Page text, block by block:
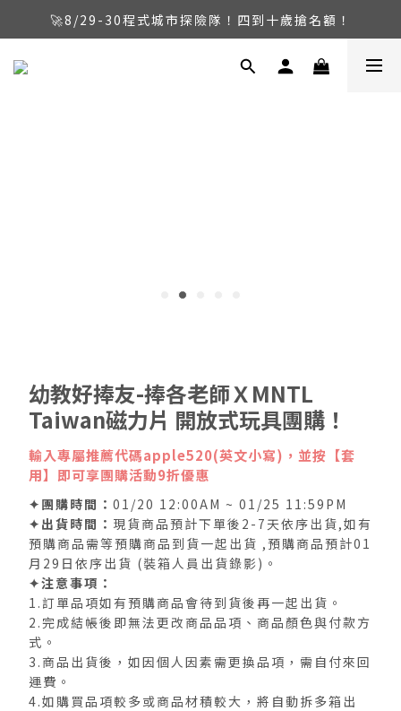
🔥暑假限定！磁力片玩起來，兩檔活動同步開跑！
🔥暑假限定！磁力片玩起來，兩檔活動同步開跑！
幼教好捧友-捧各老師ＸMNTL
Taiwan磁力片 開放式玩具團購！
輸入專屬推薦代碼apple520(英文小寫)，並按【套
用】即可享團購活動9折優惠
✦團購時間： 01/20 12:00AM ~ 01/25 11:59PM
✦出貨時間： 現貨商品預計下單後2-7天依序出貨,如有
預購商品需等預購商品到貨一起出貨 ,預購商品預計01
月29日依序出貨 (裝箱人員出貨錄影)。
✦注意事項：
1.訂單品項如有預購商品會待到貨後再一起出貨。
2.完成結帳後即無法更改商品品項、商品顏色與付款方
式。
3.商品出貨後，如因個人因素需更換品項，需自付來回
運費。
4.如購買品項較多或商品材積較大，將自動拆多箱出